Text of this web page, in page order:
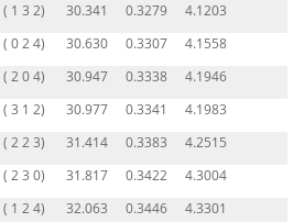
( 1 3 2) 30.341 0.3279
4.1203
( 0 2 4) 30.630 0.3307
4.1558
( 2 0 4) 30.947 0.3338
4.1946
( 3 1 2) 30.977 0.3341
4.1983
( 2 2 3) 31.414 0.3383
4.2515
( 2 3 0) 31.817 0.3422
4.3004
( 1 2 4) 32.063 0.3446
4.3301